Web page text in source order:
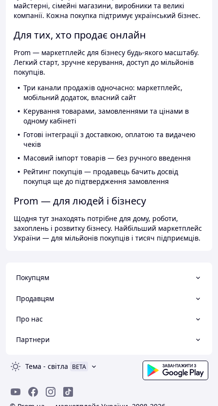
майстерні, сімейні магазини, виробники та великі
компанії. Кожна покупка підтримує український бізнес.
Для тих, хто продає онлайн
Prom — маркетплейс для бізнесу будь-якого масштабу.
Легкий старт, зручне керування, доступ до мільйонів
покупців.
Три канали продажів одночасно: маркетплейс,
мобільний додаток, власний сайт
Керування товарами, замовленнями та цінами в
одному кабінеті
Готові інтеграції з доставкою, оплатою та видачею
чеків
Масовий імпорт товарів — без ручного введення
Рейтинг покупців — продавець бачить досвід
покупця ще до підтвердження замовлення
Prom — для людей і бізнесу
Щодня тут знаходять потрібне для дому, роботи,
захоплень і розвитку бізнесу. Найбільший маркетплейс
України — для мільйонів покупців і тисяч підприємців.
Покупцям
Продавцям
Про нас
Партнери
Тема - світла BETA